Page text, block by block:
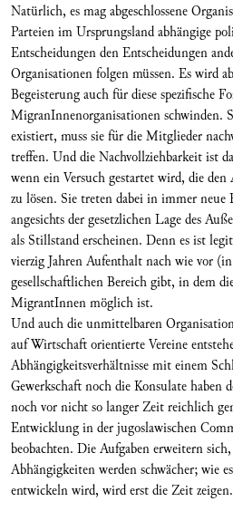
Natürlich, es mag abgeschlossene
Parteien im Ursprungsland abhängige
Entscheidungen den Entscheidungen
Organisationen folgen müssen. Es wird
Begeisterung auch für diese spezifische
MigranInnenorganisationen schwinden.
existiert, muss sie für die Mitglieder
treffen. Und die Nachvollziehbarkeit ist
wenn ein Versuch gestartet wird, die
zu lösen. Sie treten dabei in immer neue
angesichts der gesetzlichen Lage des
als Stillstand erscheinen. Denn es ist
vierzig Jahren Aufenthalt nach wie vor
gesellschaftlichen Bereich gibt, in dem
MigrantInnen möglich ist.
Und auch die unmittelbaren
auf Wirtschaft orientierte Vereine
Abhängigkeitsverhältnisse mit einem
Gewerkschaft noch die Konsulate haben
noch vor nicht so langer Zeit reichlich
Entwicklung in der jugoslawischen
beobachten. Die Aufgaben erweitern
Abhängigkeiten werden schwächer; wie
entwickeln wird, wird erst die Zeit zeigen.